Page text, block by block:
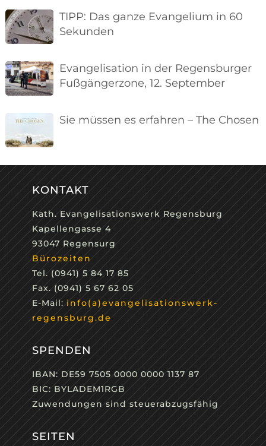
TIPP: Das ganze Evangelium in 60
Sekunden
Evangelisation in der Regensburger
Fußgängerzone, 12. September
Sie müssen es erfahren – The Chosen
KONTAKT
Kath. Evangelisationswerk Regensburg
Kapellengasse 4
93047 Regensurg
Bürozeiten
Tel. (0941) 5 84 17 85
Fax. (0941) 5 67 62 05
E-Mail: info(a)evangelisationswerk-
regensburg.de
SPENDEN
IBAN: DE59 7505 0000 0000 1137 87
BIC: BYLADEM1RGB
Zuwendungen sind steuerabzugsfähig
SEITEN